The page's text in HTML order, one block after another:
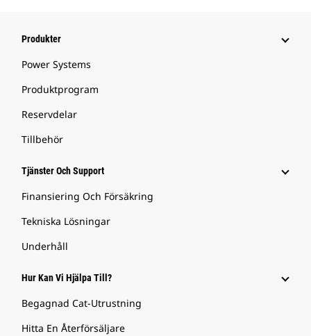
Produkter
Power Systems
Produktprogram
Reservdelar
Tillbehör
Tjänster Och Support
Finansiering Och Försäkring
Tekniska Lösningar
Underhåll
Hur Kan Vi Hjälpa Till?
Begagnad Cat-Utrustning
Hitta En Återförsäljare